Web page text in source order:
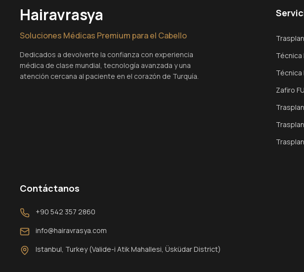
Hairavrasya
Soluciones Médicas Premium para el Cabello
Dedicados a devolverte la confianza con experiencia
médica de clase mundial, tecnología avanzada y una
atención cercana al paciente en el corazón de Turquía.
Técnica
Técnica
Zafiro
Contáctanos
+90 542 357 2860
info@hairavrasya.com
Istanbul, Turkey (Valide-i Atik Mahallesi, Üsküdar District)